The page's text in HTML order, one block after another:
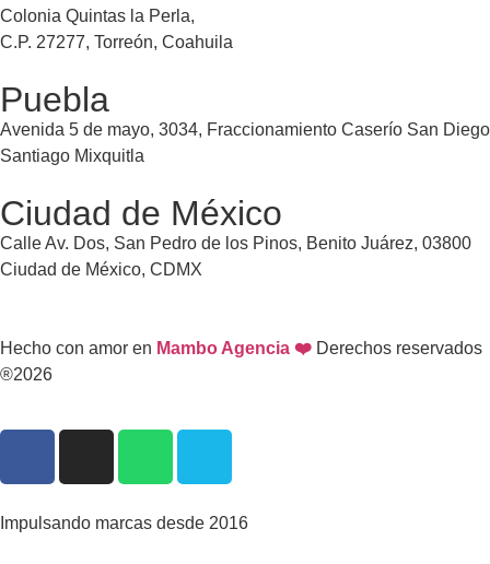
Colonia Quintas la Perla,
C.P. 27277, Torreón, Coahuila
Puebla
Avenida 5 de mayo, 3034, Fraccionamiento Caserío San Diego
Santiago Mixquitla
Ciudad de México
Calle Av. Dos, San Pedro de los Pinos, Benito Juárez, 03800
Ciudad de México, CDMX
Hecho con amor en Mambo Agencia ❤️ Derechos reservados
®2026
Impulsando marcas desde 2016